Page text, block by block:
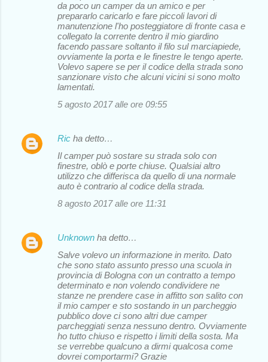
da poco un camper da un amico e per
prepararlo caricarlo e fare piccoli lavori di
manutenzione l'ho posteggiatore di fronte casa e
collegato la corrente dentro il mio giardino
facendo passare soltanto il filo sul marciapiede,
ovviamente la porta e le finestre le tengo aperte.
Volevo sapere se per il codice della strada sono
sanzionare visto che alcuni vicini si sono molto
lamentati.
5 agosto 2017 alle ore 09:55
Ric ha detto…
Il camper può sostare su strada solo con
finestre, oblò e porte chiuse. Qualsiai altro
utilizzo che differisca da quello di una normale
auto è contrario al codice della strada.
8 agosto 2017 alle ore 11:31
Unknown ha detto…
Salve volevo un informazione in merito. Dato
che sono stato assunto presso una scuola in
provincia di Bologna con un contratto a tempo
determinato e non volendo condividere ne
stanze ne prendere case in affitto son salito con
il mio camper e sto sostando in un parcheggio
pubblico dove ci sono altri due camper
parcheggiati senza nessuno dentro. Ovviamente
ho tutto chiuso e rispetto i limiti della sosta. Ma
se verrebbe qualcuno a dirmi qualcosa come
dovrei comportarmi? Grazie